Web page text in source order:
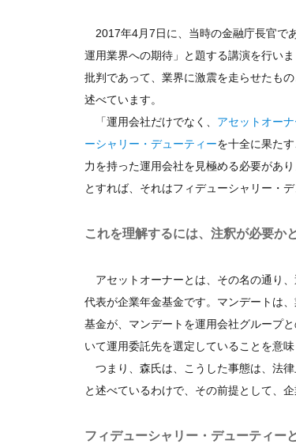
2017年4月7日に、当時の金融庁長官で
運用業界への期待」と題する講演を行い
批判であって、業界に激震を走らせたも
述べています。
「運用会社だけでなく、 アセットオーナ
ーシャリー・デューティーを十全に果た
力を持った運用会社を見極める必要があ
とすれば、それはフィデューシャリー・
これを理解するには、注釈が必要か
アセットオーナーとは、その名の通り
代表が企業年金基金です。マンデートは
基金が、マンデートを運用会社グループ
いて運用委託先を選定していることを意味
つまり、森氏は、こうした事態は、法
と述べているわけで、その前提として、
フィデューシャリー・デューティー